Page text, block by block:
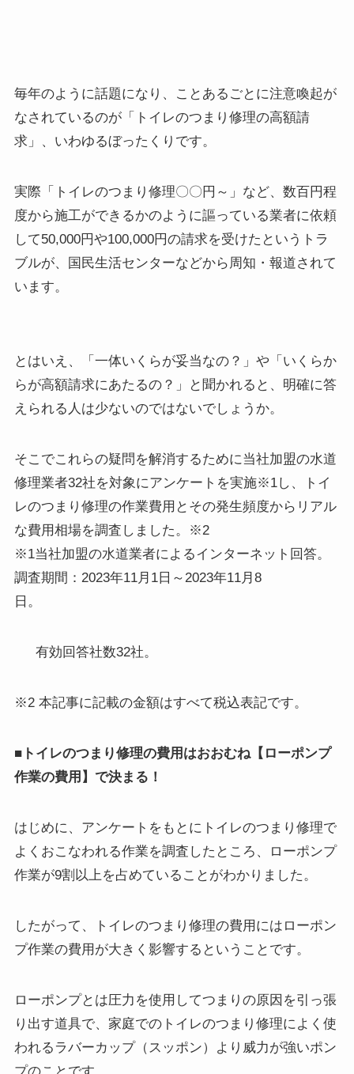
毎年のように話題になり、ことあるごとに注意喚起が
なされているのが「トイレのつまり修理の高額請
求」、いわゆるぼったくりです。
実際「トイレのつまり修理〇〇円～」など、数百円程
度から施工ができるかのように謳っている業者に依頼
して50,000円や100,000円の請求を受けたというトラ
ブルが、国民生活センターなどから周知・報道されて
います。
とはいえ、「一体いくらが妥当なの？」や「いくらか
らが高額請求にあたるの？」と聞かれると、明確に答
えられる人は少ないのではないでしょうか。
そこでこれらの疑問を解消するために当社加盟の水道
修理業者32社を対象にアンケートを実施※1し、トイ
レのつまり修理の作業費用とその発生頻度からリアル
な費用相場を調査しました。※2
※1当社加盟の水道業者によるインターネット回答。
調査期間：2023年11月1日～2023年11月8
日。
有効回答社数32社。
※2 本記事に記載の金額はすべて税込表記です。
■トイレのつまり修理の費用はおおむね【ローポンプ
作業の費用】で決まる！
はじめに、アンケートをもとにトイレのつまり修理で
よくおこなわれる作業を調査したところ、ローポンプ
作業が9割以上を占めていることがわかりました。
したがって、トイレのつまり修理の費用にはローポン
プ作業の費用が大きく影響するということです。
ローポンプとは圧力を使用してつまりの原因を引っ張
り出す道具で、家庭でのトイレのつまり修理によく使
われるラバーカップ（スッポン）より威力が強いポン